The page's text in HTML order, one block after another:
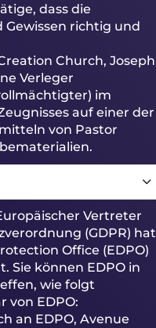
dass die
richtig und
Church, Joseph
Verleger
im
auf einer der
von Pastor
Vertreter
(GDPR) hat
Office (EDPO)
Sie können EDPO in
wie folgt
von EDPO:
an EDPO, Avenue